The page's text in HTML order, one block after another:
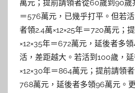
萬元；提前請領者從60歲到90歲
＝576萬元，已幾乎打平。但若
者領2.4萬×12×25年＝720萬元；
×12×35年＝672萬元，延後者多
活，差距越大。若活到100歲，
×12×30年＝864萬元；提前請領
768萬元，延後者多領96萬元。